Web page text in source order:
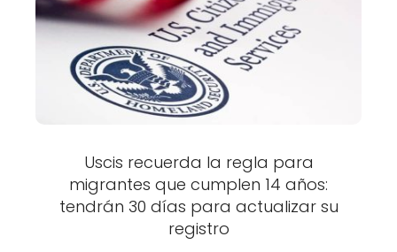
Uscis recuerda la regla para
migrantes que cumplen 14 años:
tendrán 30 días para actualizar su
registro